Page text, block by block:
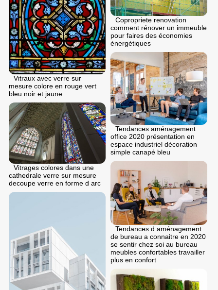
Copropriete renovation
comment rénover un immeuble
pour faires des économies
énergétiques
Vitraux avec verre sur
mesure colore en rouge vert
bleu noir et jaune
Tendances aménagement
office 2020 présentation en
espace industriel décoration
simple canapé bleu
Vitrages colores dans une
cathedrale verre sur mesure
decoupe verre en forme d arc
Tendances d aménagement
de bureau a connaitre en 2020
se sentir chez soi au bureau
meubles confortables travailler
plus en confort